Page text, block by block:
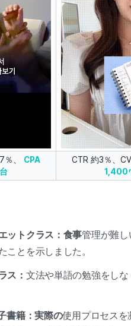
％、 CPA
CTR 約3％、
1,400
ットクラス：食事管理が難
ことを示しました。
ス： 文法や単語の勉強をし
書籍：実際の使用プロセスを